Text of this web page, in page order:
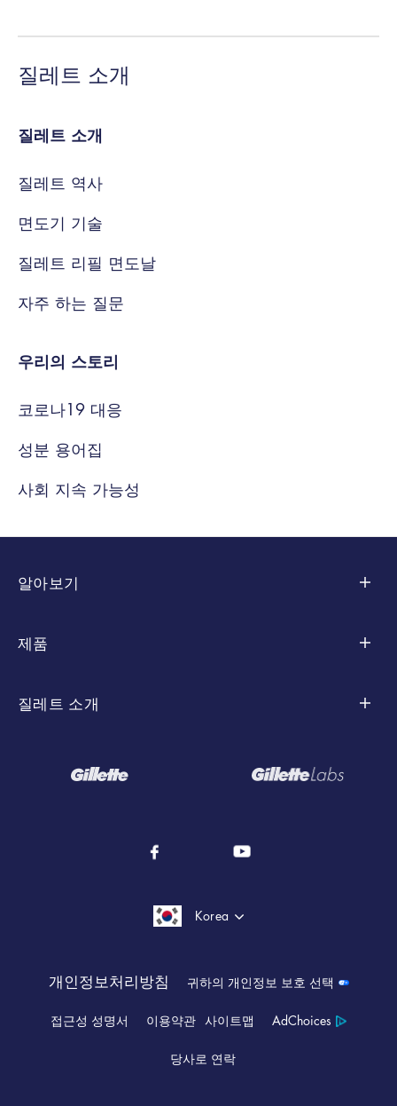
질레트 소개
질레트 소개
질레트 역사
면도기 기술
질레트 리필 면도날
자주 하는 질문
우리의 스토리
코로나19 대응
성분 용어집
사회 지속 가능성
알아보기
스타일링
바디 면도 및 트리밍
제품
모든 면도기
질레트 소개
질레트 리필 면도날
면도기 기술
Korea
개인정보처리방침 귀하의 개인정보 보호 선택
접근성 성명서 이용약관 사이트맵 AdChoices
당사로 연락